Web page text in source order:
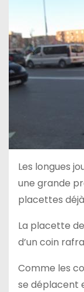
Les longues
une grande
placettes
La placette
d’un coin
Comme les
se déplacent